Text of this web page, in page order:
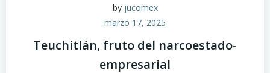
by jucomex
marzo 17, 2025
Teuchitlán, fruto del narcoestado-
empresarial